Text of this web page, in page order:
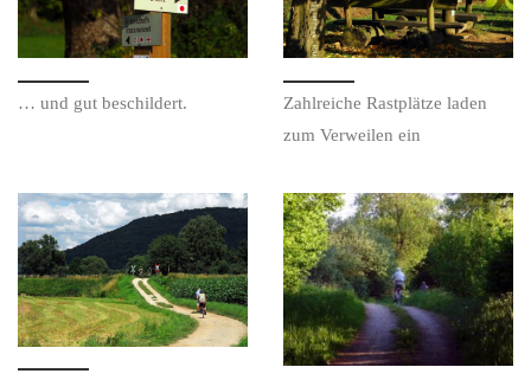
… und gut beschildert.
Zahl­rei­che Rast­plät­ze laden
zum Ver­wei­len ein